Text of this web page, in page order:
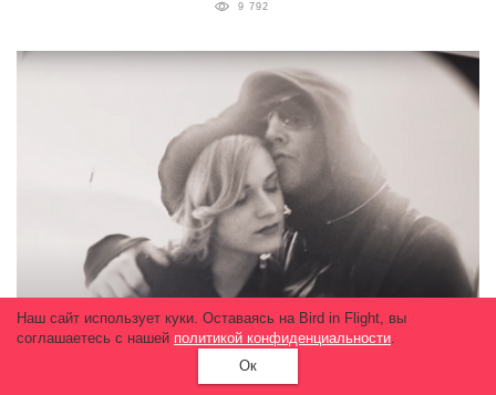
9 792
Вышел трейлер фильма об Эван Рейчел
Наш сайт использует куки. Оставаясь на Bird in Flight, вы
соглашаетесь с нашей политикой конфиденциальности.
Ок